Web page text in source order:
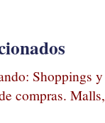
Shoppings
compras.